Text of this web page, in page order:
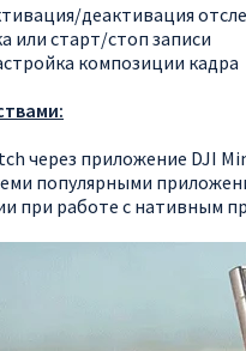
деактивация
или старт/стоп записи
композиции кадра
через приложение DJI
популярными
при работе с нативным